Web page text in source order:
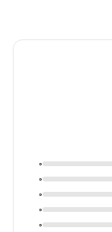
0
0
0
0
0